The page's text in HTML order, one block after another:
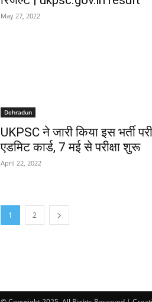
May 27, 2022
Dehradun
UKPSC ने जारी किया इस भर्ती
एडमिट कार्ड, 7 मई से परीक्षा शुरू
April 22, 2022
1 2